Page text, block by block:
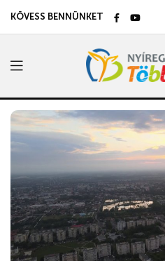
KÖVESS BENNÜNKET